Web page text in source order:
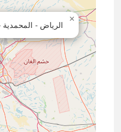
الرياض -
×